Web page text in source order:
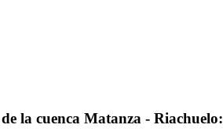
la cuenca Matanza - Riachuelo: